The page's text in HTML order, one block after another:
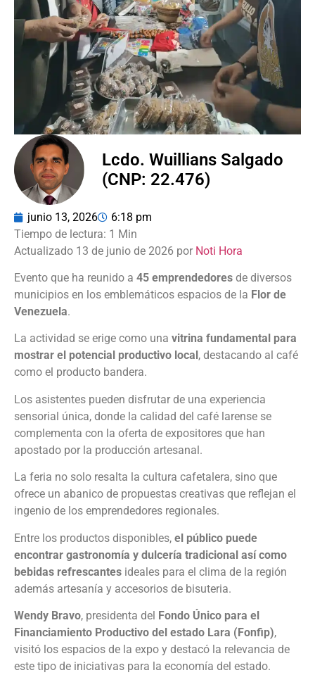
Lcdo. Wuillians Salgado
(CNP: 22.476)
junio 13, 2026 6:18 pm
Actualizado 13 de junio de 2026 por Noti Hora
Evento que ha reunido a 45 emprendedores de diversos
municipios en los emblemáticos espacios de la Flor de
Venezuela.
La actividad se erige como una vitrina fundamental para
mostrar el potencial productivo local , destacando al café
como el producto bandera.
Los asistentes pueden disfrutar de una experiencia
sensorial única, donde la calidad del café larense se
complementa con la oferta de expositores que han
apostado por la producción artesanal.
La feria no solo resalta la cultura cafetalera, sino que
ofrece un abanico de propuestas creativas que reflejan el
ingenio de los emprendedores regionales.
Entre los productos disponibles, el público puede
encontrar gastronomía y dulcería tradicional así como
bebidas refrescantes ideales para el clima de la región
además artesanía y accesorios de bisuteria.
Wendy Bravo, presidenta del Fondo Único para el
Financiamiento Productivo del estado Lara (Fonfip),
visitó los espacios de la expo y destacó la relevancia de
este tipo de iniciativas para la economía del estado.